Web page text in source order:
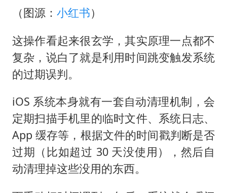
（图源： 小红书）
这操作看起来很玄学，其实原理一点都不
复杂，说白了就是利用时间跳变触发系统
的过期误判。
iOS 系统本身就有一套自动清理机制，会
定期扫描手机里的临时文件、系统日志、
App 缓存等，根据文件的时间戳判断是否
过期（比如超过 30 天没使用），然后自
动清理掉这些没用的东西。